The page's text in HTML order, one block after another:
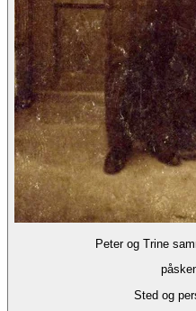
Peter og Trine
Sted og